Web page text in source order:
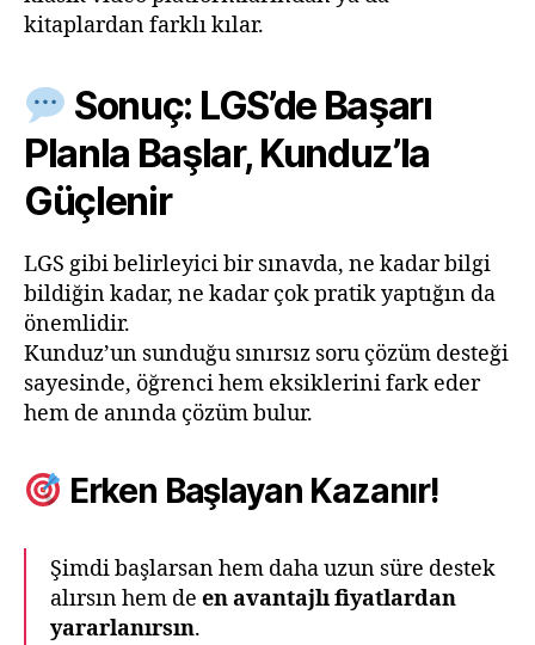
kitaplardan farklı kılar.
Sonuç: LGS’de Başarı
Planla Başlar, Kunduz’la
Güçlenir
LGS gibi belirleyici bir sınavda, ne kadar bilgi
bildiğin kadar, ne kadar çok pratik yaptığın da
önemlidir.
Kunduz’un sunduğu sınırsız soru çözüm desteği
sayesinde, öğrenci hem eksiklerini fark eder
hem de anında çözüm bulur.
Erken Başlayan Kazanır!
Şimdi başlarsan hem daha uzun süre destek
alırsın hem de en avantajlı fiyatlardan
yararlanırsın.